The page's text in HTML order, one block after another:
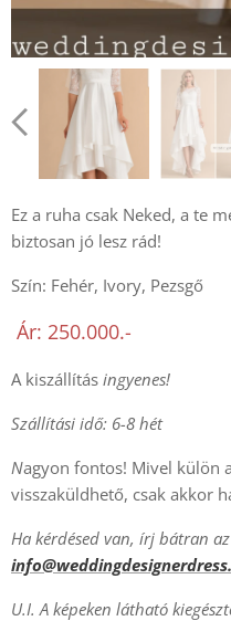
Ez a ruha csak Neked, a te
biztosan jó lesz rád!
Szín: Fehér, Ivory, Pezsgő
Ár: 250.000.-
A kiszállítás ingyenes!
Szállítási idő: 6-8 hét
Nagyon fontos! Mivel külön
visszaküldhető, csak akkor
Ha kérdésed van, írj bátran az
U.I. A képeken látható